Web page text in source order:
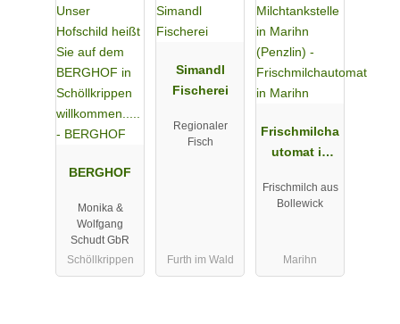
BERGHOF
Monika &
Wolfgang
Schudt GbR
Schöllkrippen
Simandl
Fischerei
Regionaler
Fisch
Furth im Wald
Frischmilcha
utomat in
Frischmilch aus
Bollewick
Marihn